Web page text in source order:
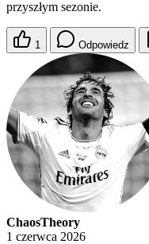
przyszłym sezonie.
1 Odpowiedz
ChaosTheory
1 czerwca 2026